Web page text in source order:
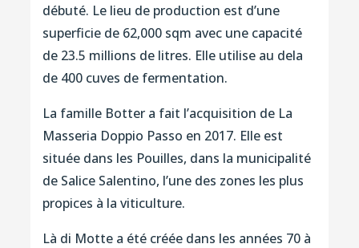
débuté. Le lieu de production est d’une
superficie de 62,000 sqm avec une capacité
de 23.5 millions de litres. Elle utilise au dela
de 400 cuves de fermentation.
La famille Botter a fait l’acquisition de La
Masseria Doppio Passo en 2017. Elle est
située dans les Pouilles, dans la municipalité
de Salice Salentino, l’une des zones les plus
propices à la viticulture.
Là di Motte a été créée dans les années 70 à